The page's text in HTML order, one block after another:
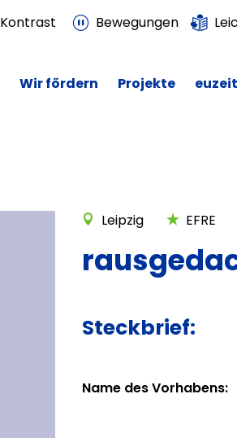
Kontrast Bewegungen
Wir fördern Projekte euzeit
Leipzig EFRE
Steckbrief:
Name des Vorhabens: